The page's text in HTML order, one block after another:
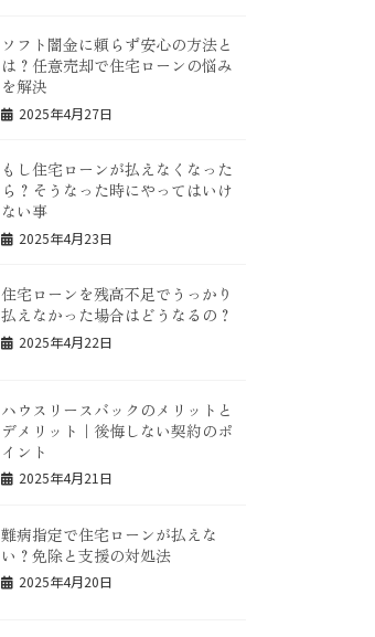
ソフト闇金に頼らず安心の方法と
は？任意売却で住宅ローンの悩み
を解決
2025年4月27日
もし住宅ローンが払えなくなった
ら？そうなった時にやってはいけ
ない事
2025年4月23日
住宅ローンを残高不足でうっかり
払えなかった場合はどうなるの？
2025年4月22日
ハウスリースバックのメリットと
デメリット｜後悔しない契約のポ
イント
2025年4月21日
難病指定で住宅ローンが払えな
い？免除と支援の対処法
2025年4月20日